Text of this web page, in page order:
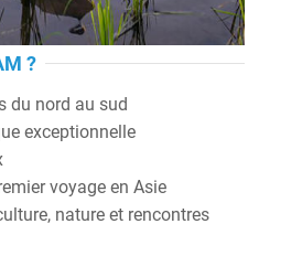
?
du nord au sud
exceptionnelle
voyage en Asie
nature et rencontres